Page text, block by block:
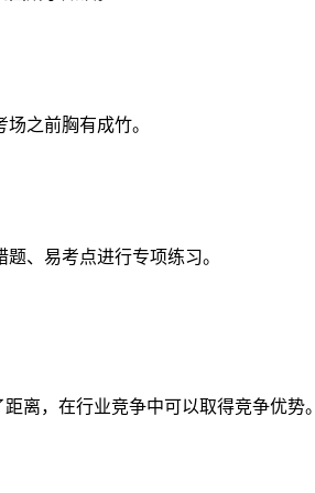
之前胸有成竹。
、易考点进行专项练习。
离，在行业竞争中可以取得竞争优势。